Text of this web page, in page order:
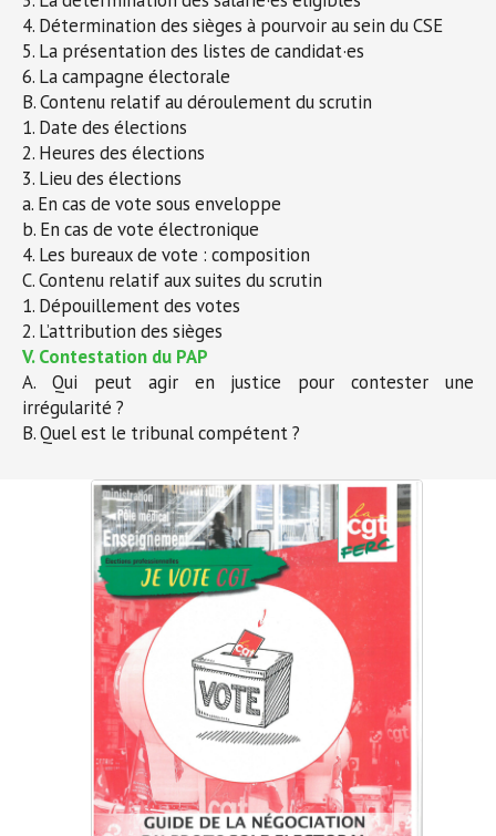
4. Détermination des sièges à pourvoir au sein du CSE
5. La présentation des listes de candidat·es
6. La campagne électorale
B. Contenu relatif au déroulement du scrutin
1. Date des élections
2. Heures des élections
3. Lieu des élections
a. En cas de vote sous enveloppe
b. En cas de vote électronique
4. Les bureaux de vote : composition
C. Contenu relatif aux suites du scrutin
1. Dépouillement des votes
2. L’attribution des sièges
V. Contestation du PAP
A. Qui peut agir en justice pour contester une
irrégularité ?
B. Quel est le tribunal compétent ?